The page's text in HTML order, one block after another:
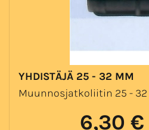
YHDISTÄJÄ 25 - 32 MM
Muunnosjatkoliitin 25 -
6,30 €